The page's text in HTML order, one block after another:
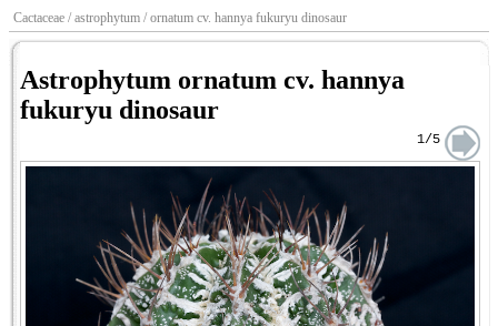
Cactaceae / astrophytum / ornatum cv. hannya fukuryu dinosaur
Astrophytum ornatum cv. hannya
fukuryu dinosaur
1/5